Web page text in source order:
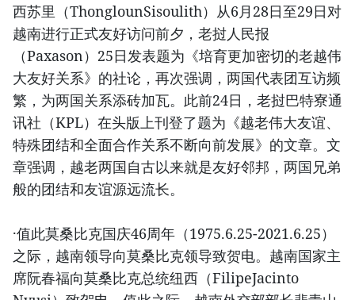
西苏里（ThonglounSisoulith）从6月28日至29日对
越南进行正式友好访问前夕，老挝人民报
（Paxason）25日发表题为《培育更加密切的老越伟
大友好关系》的社论，再次强调，两国代表团互访频
繁，为两国关系添砖加瓦。此前24日，老挝巴特寮通
讯社（KPL）在头版上刊登了题为《越老伟大友谊、
特殊团结和全面合作关系不断向前发展》的文章。文
章强调，越老两国自古以来就是友好邻邦，两国兄弟
般的团结和友谊源远流长。
·值此莫桑比克国庆46周年（1975.6.25-2021.6.25）
之际，越南领导向莫桑比克领导致贺电。越南国家主
席阮春福向莫桑比克总统纽西（FilipeJacinto